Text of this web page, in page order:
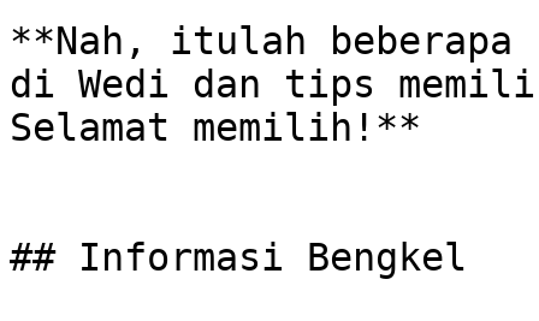
**Nah, itulah beberapa
di Wedi dan tips
Selamat memilih!**
## Informasi Bengkel